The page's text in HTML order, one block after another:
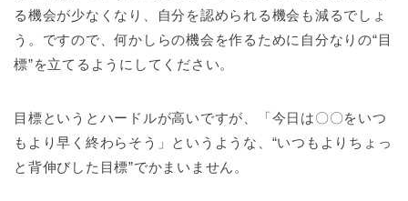
る機会が少なくなり、自分を認められる機会も減るでしょ
う。ですので、何かしらの機会を作るために自分なりの“目
標”を立てるようにしてください。
目標というとハードルが高いですが、「今日は〇〇をいつ
もより早く終わらそう」というような、“いつもよりちょっ
と背伸びした目標”でかまいません。